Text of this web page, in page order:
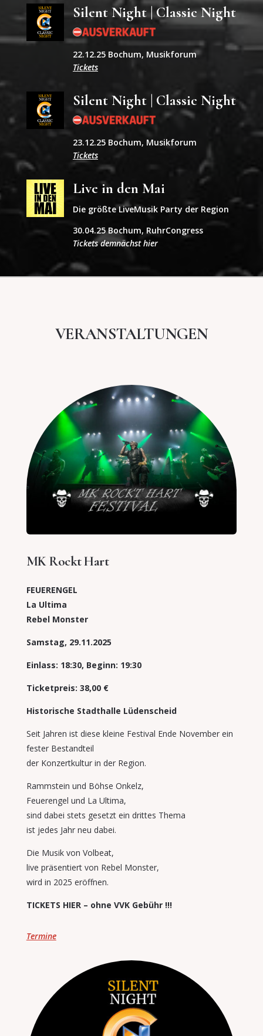
Silent Night | Classic Night
22.12.25 Bochum, Musikforum
Tickets
Silent Night | Classic Night
23.12.25 Bochum, Musikforum
Tickets
Live in den Mai
Die größte LiveMusik Party der Region
30.04.25 Bochum, RuhrCongress
Tickets demnächst hier
VERANSTALTUNGEN
MK Rockt Hart
FEUERENGEL
La Ultima
Rebel Monster
Samstag, 29.11.2025
Einlass: 18:30, Beginn: 19:30
Ticketpreis: 38,00 €
Historische Stadthalle Lüdenscheid
Seit Jahren ist diese kleine Festival Ende November ein
fester Bestandteil
der Konzertkultur in der Region.
Rammstein und Böhse Onkelz,
Feuerengel und La Ultima,
sind dabei stets gesetzt ein drittes Thema
ist jedes Jahr neu dabei.
Die Musik von Volbeat,
live präsentiert von Rebel Monster,
wird in 2025 eröffnen.
TICKETS HIER – ohne VVK Gebühr !!!
Termine